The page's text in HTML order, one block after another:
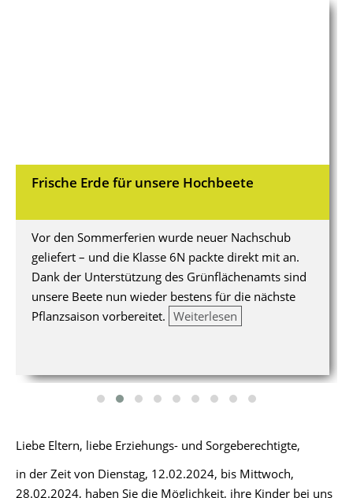
Frische Erde für unsere Hochbeete
Vor den Sommerferien wurde neuer Nachschub
geliefert – und die Klasse 6N packte direkt mit an.
Dank der Unterstützung des Grünflächenamts sind
unsere Beete nun wieder bestens für die nächste
Pflanzsaison vorbereitet. Weiterlesen
Liebe Eltern, liebe Erziehungs- und Sorgeberechtigte,
in der Zeit von Dienstag, 12.02.2024, bis Mittwoch,
28.02.2024, haben Sie die Möglichkeit, ihre Kinder bei uns